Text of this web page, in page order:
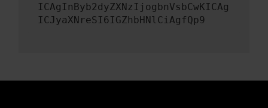
ICAgInByb2dyZXNzIjogbnVsbCwKICAg
ICJyaXNreSI6IGZhbHNlCiAgfQp9